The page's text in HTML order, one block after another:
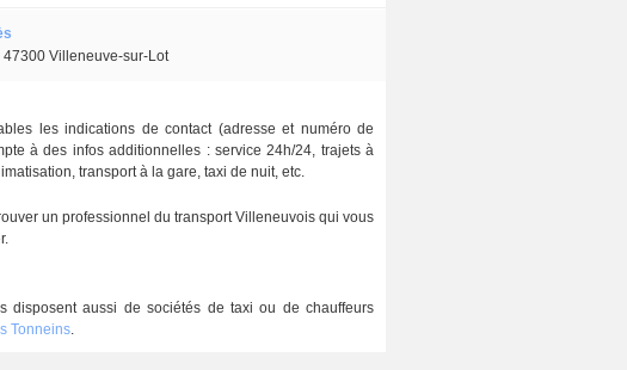
47300 Villeneuve-sur-Lot
les indications de contact (adresse et numéro de
à des infos additionnelles : service 24h/24, trajets à
transport à la gare, taxi de nuit, etc.
un professionnel du transport Villeneuvois qui vous
disposent aussi de sociétés de taxi ou de chauffeurs
Tonneins.